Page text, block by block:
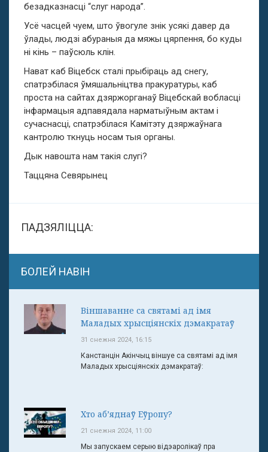
безадказнасці “слуг народа”.
Усё часцей чуем, што ўвогуле знік усякі давер да
ўлады, людзі абураныя да мяжы цярпення, бо куды
ні кінь – паўсюль клін.
Нават каб Віцебск сталі прыбіраць ад снегу,
спатрэбілася ўмяшальніцтва пракуратуры, каб
проста на сайтах дзяржорганаў Віцебскай вобласці
інфармацыя адпавядала нарматыўным актам і
сучаснасці, спатрэбілася Камітэту дзяржаўнага
кантролю ткнуць носам тыя органы.
Дык навошта нам такія слугі?
Таццяна Севярынец
ПАДЗЯЛІЦЦА:
БОЛЕЙ НАВІН
Віншаванне са святамі ад імя
Маладых хрысціянскіх дэмакратаў
31 снежня 2024, 16:15
Канстанцін Акінчыц віншуе са святамі ад імя
Маладых хрысціянскіх дэмакратаў:
Хто аб’яднаў Еўропу?
21 снежня 2024, 11:00
Мы запускаем серыю відэаролікаў пра